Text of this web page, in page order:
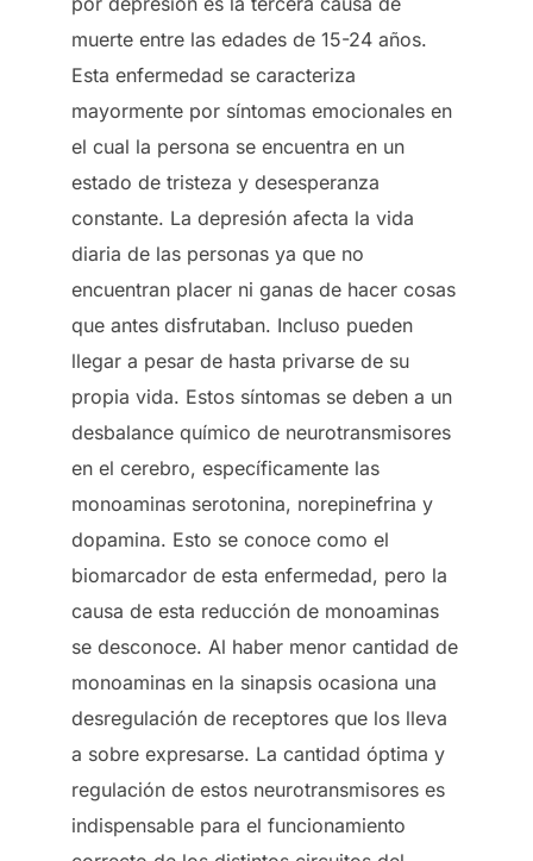
muerte entre las edades de 15-24 años.
Esta enfermedad se caracteriza
mayormente por síntomas emocionales en
el cual la persona se encuentra en un
estado de tristeza y desesperanza
constante. La depresión afecta la vida
diaria de las personas ya que no
encuentran placer ni ganas de hacer cosas
que antes disfrutaban. Incluso pueden
llegar a pesar de hasta privarse de su
propia vida. Estos síntomas se deben a un
desbalance químico de neurotransmisores
en el cerebro, específicamente las
monoaminas serotonina, norepinefrina y
dopamina. Esto se conoce como el
biomarcador de esta enfermedad, pero la
causa de esta reducción de monoaminas
se desconoce. Al haber menor cantidad de
monoaminas en la sinapsis ocasiona una
desregulación de receptores que los lleva
a sobre expresarse. La cantidad óptima y
regulación de estos neurotransmisores es
indispensable para el funcionamiento